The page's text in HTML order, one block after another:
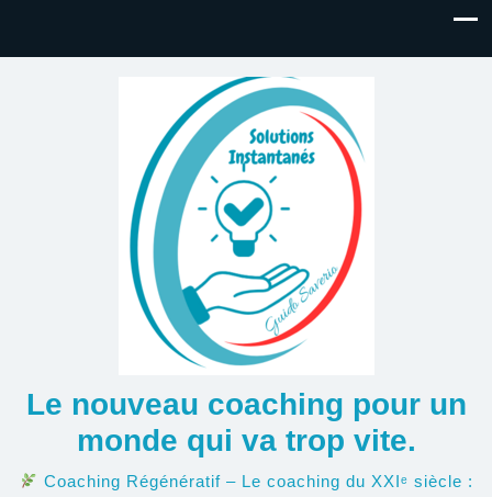
Le nouveau coaching pour un
monde qui va trop vite.
Coaching Régénératif – Le coaching du XXIᵉ siècle :